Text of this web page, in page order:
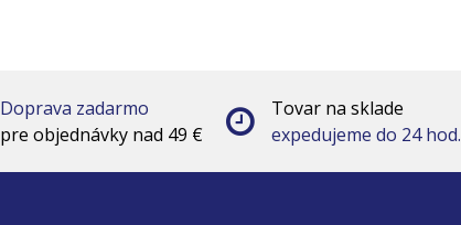
Doprava zadarmo
pre objednávky nad 49 €
Tovar na sklade
expedujeme do 24 hod.